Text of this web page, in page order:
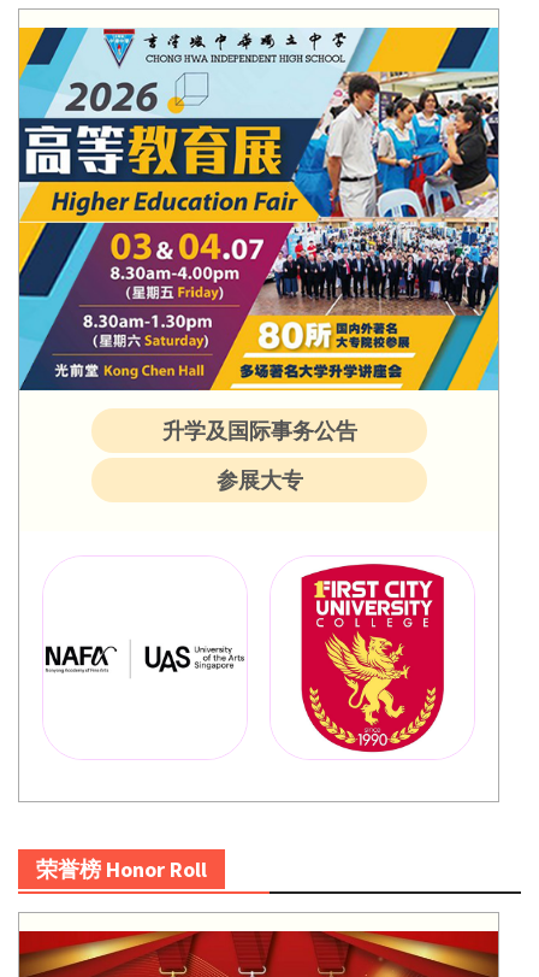
升学及国际事务公告
参展大专
荣誉榜 Honor Roll